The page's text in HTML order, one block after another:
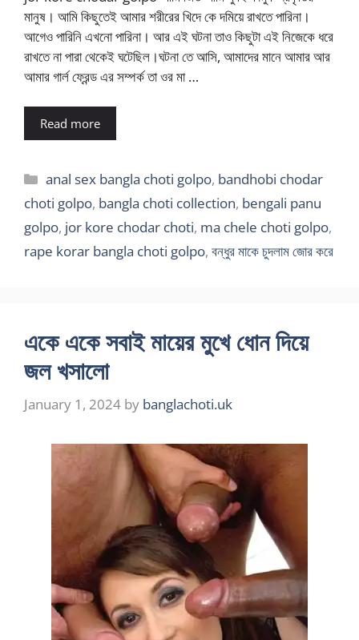
মানুষ। আমি কিছুতেই আমার শরীরের খিদে কে দমিয়ে রাখতে পারিনা।
আগেও পারিনি এখনো পারিনা। আর এই ঘটনা তাও কিছুটা এই নিজেকে ধরে
রাখতে না পারা থেকেই ঘটেছিল।ঘটনা তে আসি, আমাদের মানে আমার আর
আমার গার্ল ফ্রেন্ড এর সম্পর্ক তা ওর মা …
Read more
Categories
anal sex bangla choti golpo, bandhobi chodar
choti golpo, bangla choti collection, bengali panu
golpo, jor kore chodar choti, ma chele choti golpo,
rape korar bangla choti golpo, বন্ধুর মাকে চুদলাম জোর করে
একে একে সবাই মায়ের মুখে ধোন দিয়ে
জল খসালো
January 1, 2024 by banglachoti.uk